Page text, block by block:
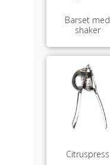
Barset med
shaker
Citruspress